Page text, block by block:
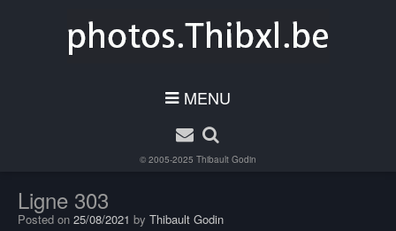
MENU
© 2005-2025 Thibault Godin
Ligne 303
Posted on 25/08/2021 by Thibault Godin